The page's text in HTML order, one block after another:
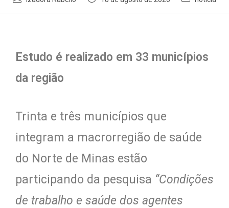
Estudo é realizado em 33 municípios
da região
Trinta e três municípios que
integram a macrorregião de saúde
do Norte de Minas estão
participando da pesquisa “Condições
de trabalho e saúde dos agentes